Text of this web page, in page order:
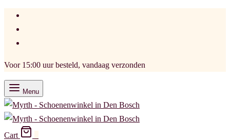
Voor 15:00 uur besteld, vandaag verzonden
Menu
Cart